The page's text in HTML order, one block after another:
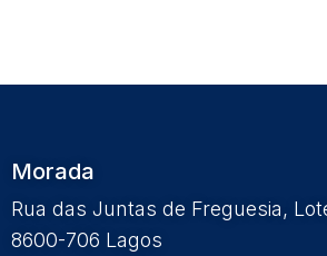
Morada
Rua das Juntas de Freguesia,
8600-706 Lagos